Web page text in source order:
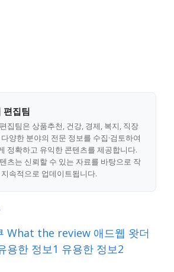
편집팀
집팀은 상품추천, 건강, 경제, 복지, 직장
양한 분야의 전문 정보를 수집·검토하여
정확하고 유익한 콘텐츠를 제공합니다.
츠는 신뢰할 수 있는 자료를 바탕으로 작
속적으로 업데이트됩니다.
What the review 애드웹 왓더
용한 정보1 유용한 정보2